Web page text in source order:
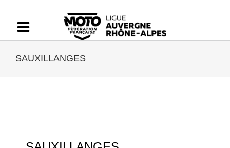
contenu
SAUXILLANGES